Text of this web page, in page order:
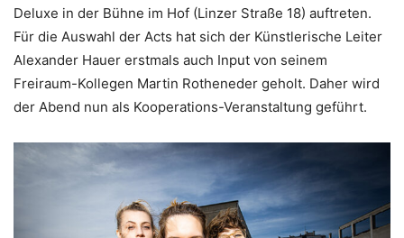
Deluxe in der Bühne im Hof (Linzer Straße 18) auftreten.
Für die Auswahl der Acts hat sich der Künstlerische Leiter
Alexander Hauer erstmals auch Input von seinem
Freiraum-Kollegen Martin Rotheneder geholt. Daher wird
der Abend nun als Kooperations-Veranstaltung geführt.